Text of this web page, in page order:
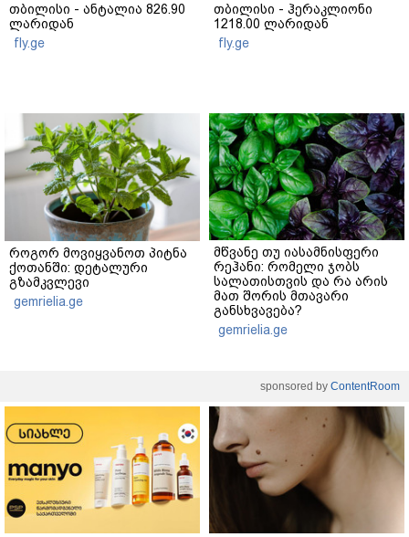
თბილისი - ანტალია 826.90
ლარიდან
fly.ge
თბილისი - ჰერაკლიონი
1218.00 ლარიდან
fly.ge
როგორ მოვიყვანოთ პიტნა
ქოთანში: დეტალური
გზამკვლევი
gemrielia.ge
მწვანე თუ იასამნისფერი
რეჰანი: რომელი ჯობს
სალათისთვის და რა არის
მათ შორის მთავარი
განსხვავება?
gemrielia.ge
sponsored by ContentRoom